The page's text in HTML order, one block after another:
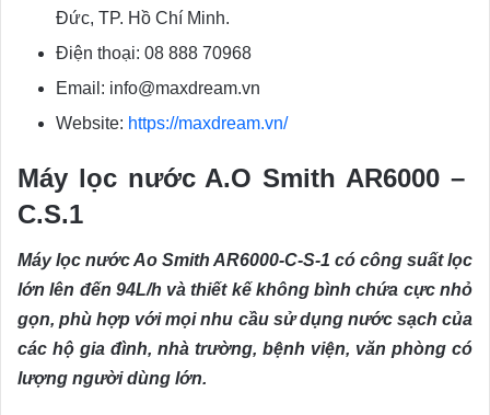
Đức, TP. Hồ Chí Minh.
Điện thoại: 08 888 70968
Email: info@maxdream.vn
Website: https://maxdream.vn/
Máy lọc nước A.O Smith AR6000 –
C.S.1
Máy lọc nước Ao Smith AR6000-C-S-1 có công suất lọc
lớn lên đến 94L/h và thiết kế không bình chứa cực nhỏ
gọn, phù hợp với mọi nhu cầu sử dụng nước sạch của
các hộ gia đình, nhà trường, bệnh viện, văn phòng có
lượng người dùng lớn.